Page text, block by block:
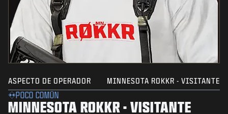
ASPECTO DE OPERADOR MINNESOTA ROKKR - VISITANTE
POCO COMÚN
MINNESOTA ROKKR - VISITANTE